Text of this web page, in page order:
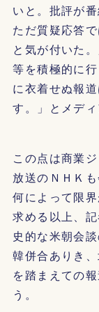
いと。批評が
ただ質疑応答
と気が付いた
等を積極的に
に衣着せぬ報
す。」とメデ
この点は商業
放送のＮＨＫ
何によって限
求める以上、
史的な米朝会
韓併合ありき
を踏まえての
う。